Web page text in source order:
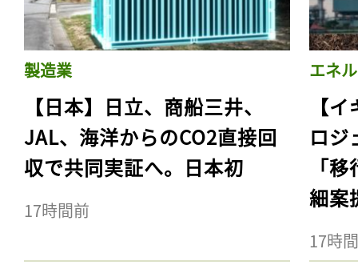
製造業
【日本】日立、商船三井、
JAL、海洋からのCO2直接回
収で共同実証へ。日本初
17時間前
エネ
【
ロジ
「
細案
17時